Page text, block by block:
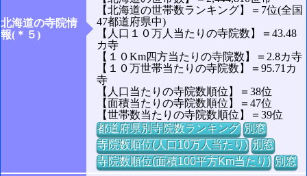
北海道の寺院情
報(＊５)
【北海道の世帯数ランキング】＝7位(全国
47都道府県中)
【人口１０万人当たりの寺院数】＝43.48
カ寺
【１０Km四方当たりの寺院数】＝2.8カ寺
【１０万世帯当たりの寺院数】＝95.71カ
寺
【人口当たりの寺院数順位】＝38位
【面積当たりの寺院数順位】＝47位
【世帯数当たりの寺院数順位】＝39位
都道府県別寺院数ランキング 別窓
寺院数順位(人口10万人当たり) 別窓
寺院数順位(面積100平方Km当たり) 別窓